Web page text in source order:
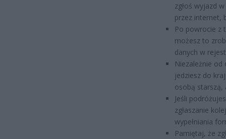
zgłoś wyjazd
przez internet,
Po powrocie z
możesz to
danych w
Niezależnie od
jedziesz do
osobą
Jeśli
zgłaszanie
wypełniania
Pamiętaj, że